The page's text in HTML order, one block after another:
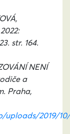
str. 164.
NENÍ
a
Praha,
uploads/2019/